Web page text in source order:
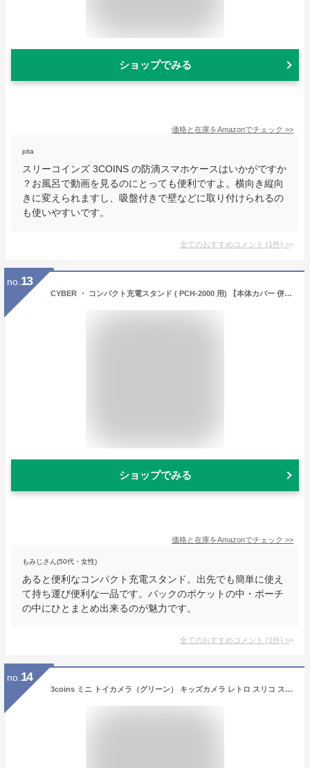
ショップでみる
価格と在庫をAmazonでチェック >>
pita
スリーコインズ 3COINS の防滴スマホケースはいかがですか
？お風呂で動画を見るのにとっても便利ですよ。横向き縦向
きに変えられますし、吸盤付きで壁などに取り付けられるの
も使いやすいです。
全てのおすすめコメント (1件) >
no. 13
CYBER ・ コンパクト充電スタンド ( PCH-2000 用) 【本体カバー 併用可能】
ショップでみる
価格と在庫をAmazonでチェック >>
もみじさん(50代・女性)
あると便利なコンパクト充電スタンド。出先でも簡単に使え
て持ち運び便利な一品です。バックのポケットの中・ポーチ
の中にひとまとめ出来るのが魅力です。
全てのおすすめコメント (1件) >
no. 14
3coins ミニ トイカメラ（グリーン） キッズカメラ レトロ スリコ スリーコインズ ※ポスト投函発送